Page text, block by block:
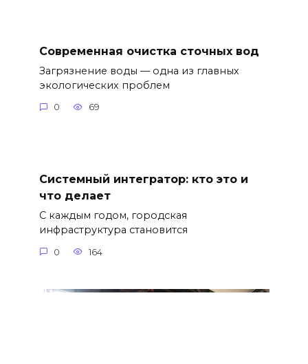
Современная очистка сточных вод
Загрязнение воды — одна из главных
экологических проблем
0 69
Системный интегратор: кто это и
что делает
С каждым годом, городская
инфраструктура становится
0 164